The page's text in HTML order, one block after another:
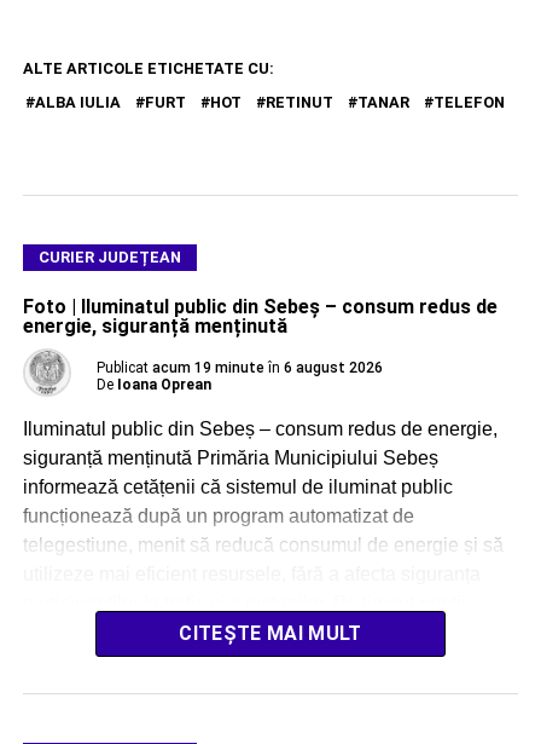
ALTE ARTICOLE ETICHETATE CU:
ALBA IULIA
FURT HOT RETINUT TANAR TELEFON
CURIER JUDEȚEAN
Foto | Iluminatul public din Sebeș – consum redus de
energie, siguranță menținută
Publicat acum 19 minute în 6 august 2026
De Ioana Oprean
Iluminatul public din Sebeș – consum redus de energie,
siguranță menținută Primăria Municipiului Sebeș
informează cetățenii că sistemul de iluminat public
funcționează după un program automatizat de
telegestiune, menit să reducă consumul de energie și să
iluminatul public […]CITEȘTE MAI MULT